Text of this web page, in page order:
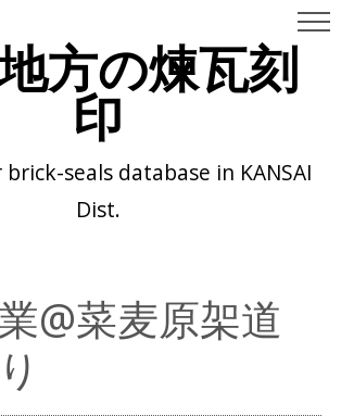
方の煉瓦刻
印
seals database in KANSAI
Dist.
@菜麦原架道